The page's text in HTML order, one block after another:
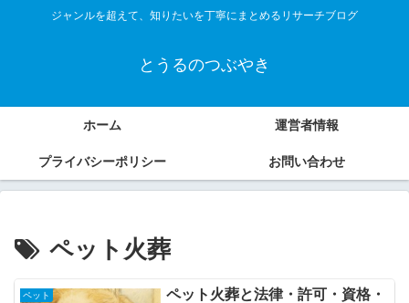
ジャンルを超えて、知りたいを丁寧にまとめるリサーチブログ
とうるのつぶやき
ホーム 運営者情報
プライバシーポリシー お問い合わせ
ペット火葬
ペット
ペット火葬と法律・許可・資格・